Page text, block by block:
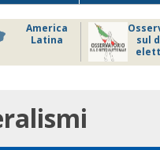
America
Latina
sul